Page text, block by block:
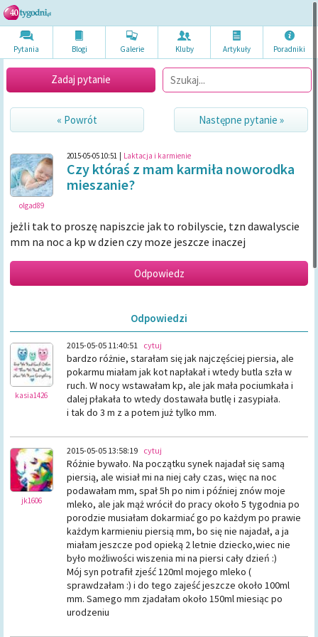
Pytania Blogi Galerie Kluby Artykuły Poradniki
Zadaj pytanie
« Powrót Następne pytanie »
olgad89
2015-05-05 10:51 Laktacja i karmienie
Czy któraś z mam karmiła noworodka
mieszanie?
jeżli tak to proszę napiszcie jak to robilyscie, tzn dawalyscie
mm na noc a kp w dzien czy moze jeszcze inaczej
Odpowiedzi
kasia1426
2015-05-05 11:40:51 cytuj
bardzo różnie, starałam się jak najczęściej piersia, ale
pokarmu miałam jak kot napłakał i wtedy butla szła w
ruch. W nocy wstawałam kp, ale jak mała pociumkała i
dalej płakała to wtedy dostawała butlę i zasypiała.
i tak do 3 m z a potem już tylko mm.
jk1606
2015-05-05 13:58:19 cytuj
Różnie bywało. Na początku synek najadał się samą
piersią, ale wisiał mi na niej cały czas, więc na noc
podawałam mm, spał 5h po nim i później znów moje
mleko, ale jak mąż wrócił do pracy około 5 tygodnia po
porodzie musiałam dokarmiać go po każdym po prawie
każdym karmieniu piersią mm, bo się nie najadał, a ja
miałam jeszcze pod opieką 2 letnie dziecko,wiec nie
było możliwości wiszenia mi na piersi cały dzień :)
Mój syn potrafił zjeść 120ml mojego mleko (
sprawdzałam :) i do tego zajeść jeszcze około 100ml
mm. Samego mm zjadałam około 150ml miesiąc po
urodzeniu